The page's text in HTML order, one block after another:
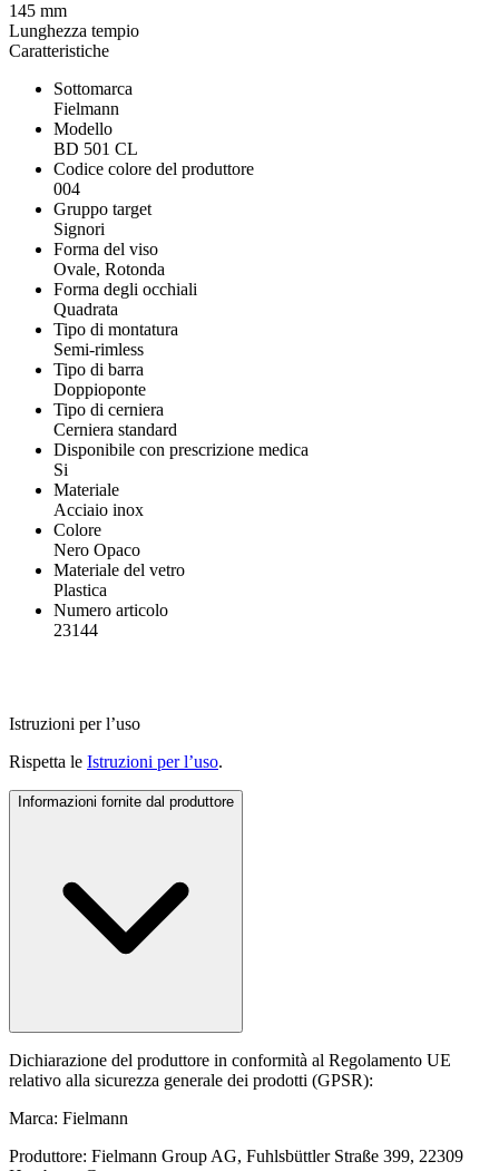
Caratteristiche
Sottomarca
Fielmann
Modello
BD 501 CL
Codice colore del produttore
004
Gruppo target
Signori
Forma del viso
Ovale, Rotonda
Forma degli occhiali
Quadrata
Tipo di montatura
Semi-rimless
Tipo di barra
Doppioponte
Tipo di cerniera
Cerniera standard
Disponibile con prescrizione medica
Si
Materiale
Acciaio inox
Colore
Nero Opaco
Materiale del vetro
Plastica
Numero articolo
23144
Istruzioni per l’uso
Rispetta le Istruzioni per l’uso.
Informazioni fornite dal produttore
Dichiarazione del produttore in conformità al Regolamento UE
relativo alla sicurezza generale dei prodotti (GPSR):
Marca: Fielmann
Produttore: Fielmann Group AG, Fuhlsbüttler Straße 399, 22309
145 mm
Lunghezza tempio